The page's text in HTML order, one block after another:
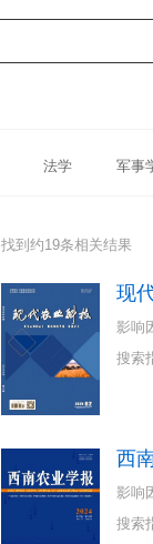
法学 军事
找到约19条相关结果
现
影响
搜索
西
影响
搜索